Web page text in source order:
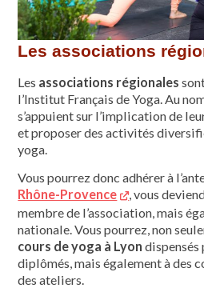
Les associations
Les associations régionales
l’Institut Français de Yoga. Au
s’appuient sur l’implication de
et proposer des activités
yoga.
Vous pourrez donc adhérer à
Rhône-Provence
, vous
membre de l’association, mais
nationale. Vous pourrez, non
cours de yoga à Lyon dispensés
diplômés, mais également à des
des ateliers.